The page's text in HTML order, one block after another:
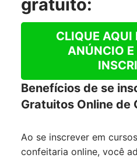
gratuito:
CLIQUE AQUI
ANÚNCIO E
Benefícios de se
Gratuitos Online de
Ao se inscrever em
confeitaria online, você